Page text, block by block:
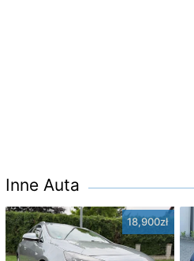
Inne Auta
18,900zł